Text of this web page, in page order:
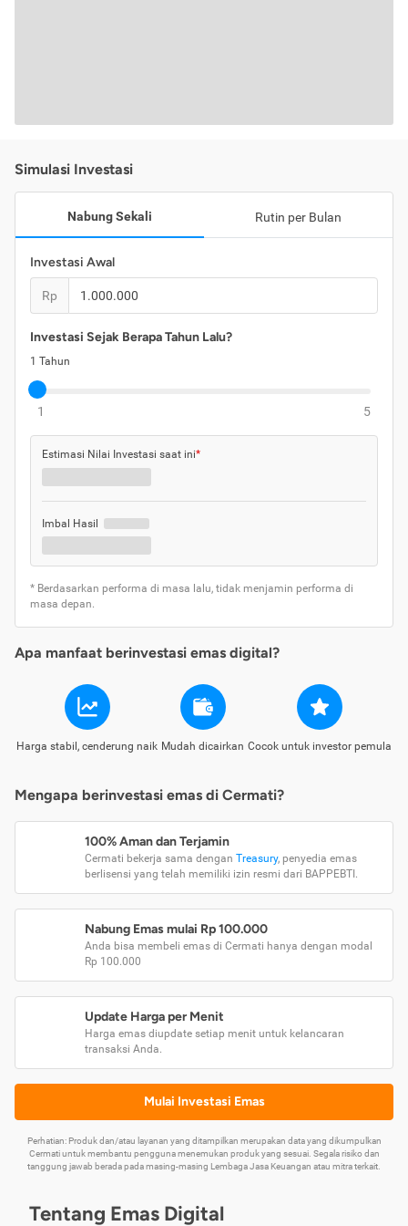
Simulasi Investasi
Nabung Sekali Rutin per Bulan
Investasi Awal
Rp
Investasi Sejak Berapa Tahun Lalu?
1 Tahun
1 5
Estimasi Nilai Investasi saat ini*
Imbal Hasil
* Berdasarkan performa di masa lalu, tidak menjamin performa di
masa depan.
Apa manfaat berinvestasi emas digital?
Harga stabil, cenderung naik Mudah dicairkan Cocok untuk investor pemula
Mengapa berinvestasi emas di Cermati?
100% Aman dan Terjamin
Cermati bekerja sama dengan Treasury, penyedia emas
berlisensi yang telah memiliki izin resmi dari BAPPEBTI.
Nabung Emas mulai Rp 100.000
Anda bisa membeli emas di Cermati hanya dengan modal
Rp 100.000
Update Harga per Menit
Harga emas diupdate setiap menit untuk kelancaran
transaksi Anda.
Mulai Investasi Emas
Perhatian: Produk dan/atau layanan yang ditampilkan merupakan data yang dikumpulkan
Cermati untuk membantu pengguna menemukan produk yang sesuai. Segala risiko dan
tanggung jawab berada pada masing-masing Lembaga Jasa Keuangan atau mitra terkait.
Tentang Emas Digital